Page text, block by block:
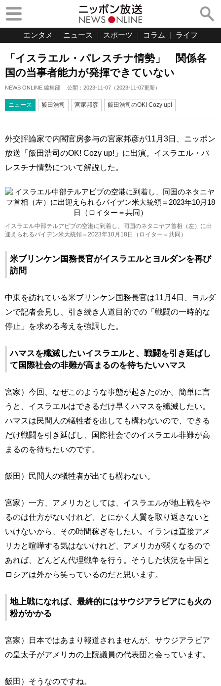
エンタメ ニュース スポーツ コラム ライフ
「イスラエル・パレスチナ情勢」 関係各
国の当事者能力が発揮できていない
NEWS ONLINE 編集部 公開： 2023-11-07 （2023-11-07更新）
ニュース 飯田浩司 宮家邦彦 飯田浩司のOK! Cozy up!
外交評論家で内閣官房参与の宮家邦彦が11月3日、ニッポン
放送「飯田浩司のOK! Cozy up!」に出演。イスラエル・パ
レスチナ情勢について解説した。
イスラエル中部テルアビブの空港に到着し、同国のネタニヤフ首相（左）に出
迎えられるバイデン米大統領＝2023年10月18日（ロイター＝共同）
米ブリンケン国務長官がイスラエルとヨルダンを再び
訪問
中東を訪れている米ブリンケン国務長官は11月4日、ヨルダ
ンで記者会見し、引き続き人道目的での「戦闘の一時的な
停止」を求める考えを強調した。
ハマスを殲滅したいイスラエルと、戦闘を引き延ばし
て国際社会の非難が高まるのを待ちたいハマス
宮家）今回、なぜこのような事態が起きたのか。簡単に言
うと、イスラエルはできるだけ早くハマスを殲滅したい。
ハマスは民間人の犠牲者を出しても構わないので、できる
だけ戦闘を引き延ばし、国際社会でのイスラエル非難が高
まるのを待ちたいのです。
飯田）民間人の犠牲者が出ても構わない。
宮家）一方、アメリカとしては、イスラエルが地上戦をや
るのは仕方がないけれど、とにかく人質を取り返さないと
いけないから、その時間稼ぎをしたい。イランは直接アメ
リカと喧嘩する気はないけれど、アメリカが弱くなるので
あれば、どんどん代理戦争を行う。そうした状況を中国と
ロシアは外から笑っているのだと思います。
地上戦になれば、最終的にはサウジアラビアにも火の
粉がかかる
宮家）日本ではあまり報道されませんが、サウジアラビア
の皇太子がアメリカの上院議員の代表団と会っています。
飯田）そうなのですね。